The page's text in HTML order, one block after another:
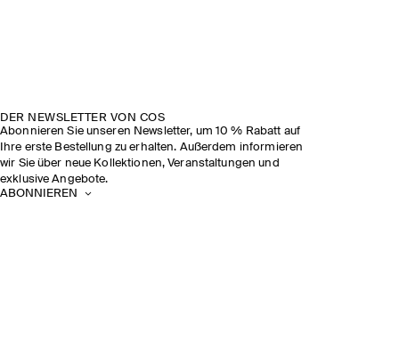
DER NEWSLETTER VON COS
Abonnieren Sie unseren Newsletter, um 10 % Rabatt auf
Ihre erste Bestellung zu erhalten. Außerdem informieren
wir Sie über neue Kollektionen, Veranstaltungen und
exklusive Angebote.
ABONNIEREN